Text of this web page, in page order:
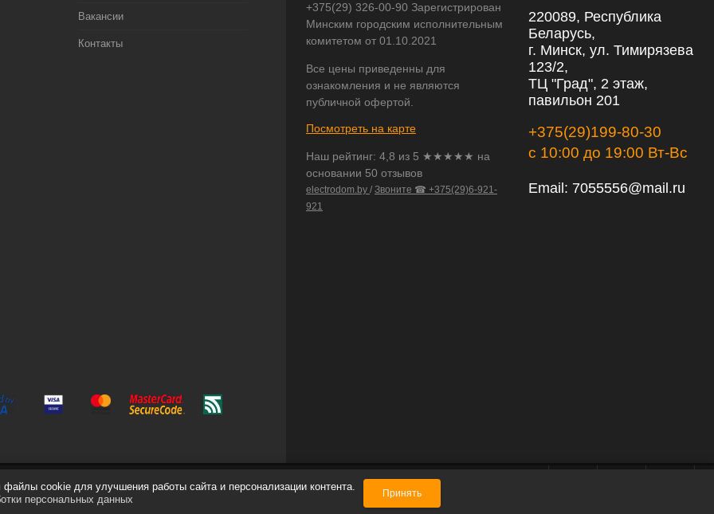
Вакансии
Контакты
+375(29) 326-00-90 Зарегистрирован
Минским городским исполнительным
комитетом от 01.10.2021
Все цены приведенны для
ознакомления и не являются
публичной офертой.
Посмотреть на карте
Наш рейтинг: 4,8 из 5 ★★★★★ на
основании 50 отзывов
electrodom.by / Звоните ☎ +375(29)6-921-
921
220089, Республика
Беларусь,
г. Минск, ул. Тимирязева
123/2,
ТЦ "Град", 2 этаж,
павильон 201
+375(29)199-80-30
с 10:00 до 19:00 Вт-Вс
Email: 7055556@mail.ru
cookie для улучшения работы сайта и персонализации контента.
персональных данных
Принять